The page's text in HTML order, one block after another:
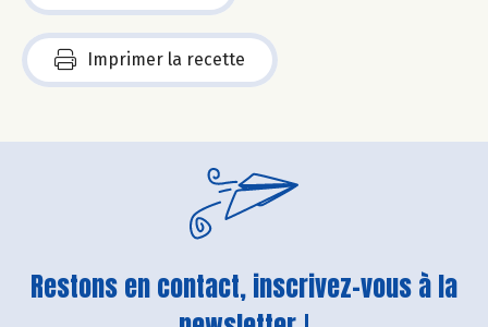
Imprimer la recette
Restons en contact, inscrivez-vous à la